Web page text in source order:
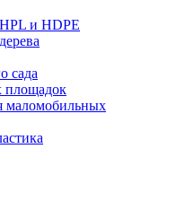
и HDPE
сада
площадок
маломобильных